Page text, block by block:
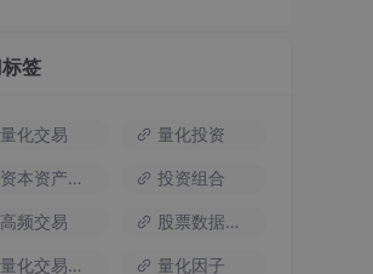
签
量化交易 量化投资
资本资产定价模型 投资组合
高频交易 股票数据接口
量化交易策略 量化因子